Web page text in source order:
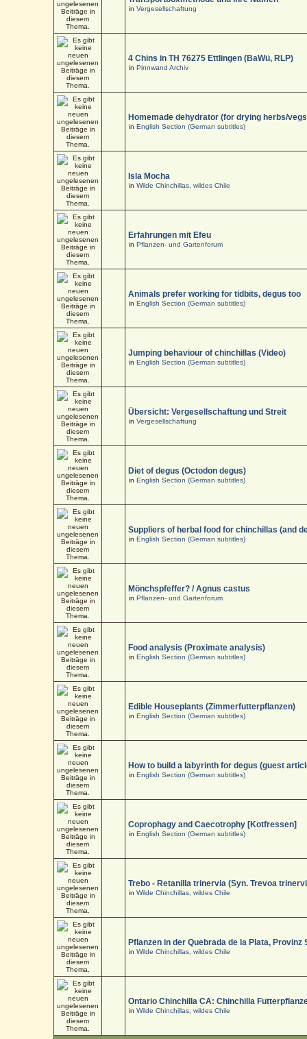
inVergesellschaftung
4 Chins in TH 76275 Ettlingen (BaWü, RLP)
inPinnwand Archiv
Homemade dehydrator (for drying herbs/
inEnglish Section (German subtitles)
Isla Mocha
inWilde Chinchillas, wildes Chile
Erfahrungen mit Efeu
inPflanzen- und Gartenforum
Animals prefer working for tidbits, degus too
inEnglish Section (German subtitles)
Jumping behaviour of chinchillas (Video)
inEnglish Section (German subtitles)
Übersicht: Vergesellschaftung und Streit
inVergesellschaftung
Diet of degus (Octodon degus)
inEnglish Section (German subtitles)
Suppliers of herbal food for chinchillas (and
inEnglish Section (German subtitles)
Mönchspfeffer? / Agnus castus
inPflanzen- und Gartenforum
Food analysis (Proximate analysis)
inEnglish Section (German subtitles)
Edible Houseplants (Zimmerfutterpflanzen)
inEnglish Section (German subtitles)
How to build a labyrinth for degus (guest
inEnglish Section (German subtitles)
Coprophagy and Caecotrophy [Kotfressen]
inEnglish Section (German subtitles)
Trebo - Retanilla trinervia (Syn. Trevoa
inWilde Chinchillas, wildes Chile
Pflanzen in der Quebrada de la Plata, Provinz
inWilde Chinchillas, wildes Chile
Ontario Chinchilla CA: Chinchilla
inWilde Chinchillas, wildes Chile